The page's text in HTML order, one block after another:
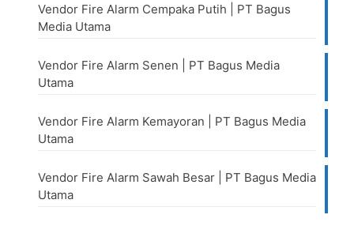
Vendor Fire Alarm Cempaka Putih | PT Bagus
Media Utama
Vendor Fire Alarm Senen | PT Bagus Media
Utama
Vendor Fire Alarm Kemayoran | PT Bagus Media
Utama
Vendor Fire Alarm Sawah Besar | PT Bagus Media
Utama